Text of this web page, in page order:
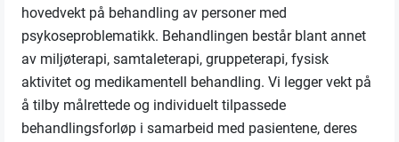
hovedvekt på behandling av personer med
psykoseproblematikk. Behandlingen består blant annet
av miljøterapi, samtaleterapi, gruppeterapi, fysisk
aktivitet og medikamentell behandling. Vi legger vekt på
å tilby målrettede og individuelt tilpassede
behandlingsforløp i samarbeid med pasientene, deres